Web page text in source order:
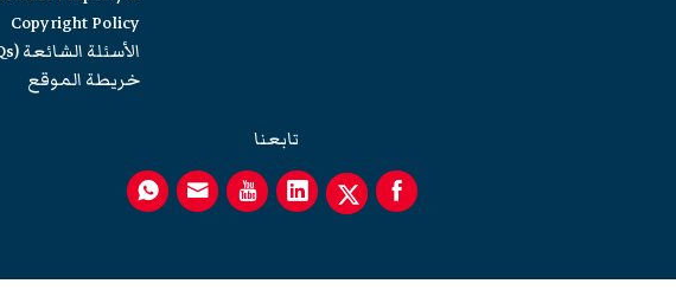
Copyright Policy
الأسئلة الشائعة (FAQs)
خريطة الموقع
تابعنا